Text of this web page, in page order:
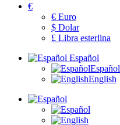
€
€ Euro
$ Dolar
£ Libra esterlina
Español
Español
English